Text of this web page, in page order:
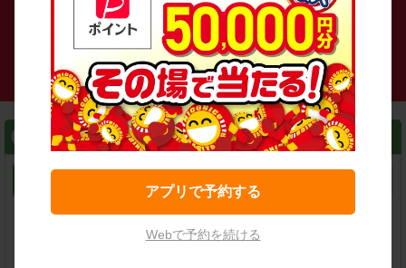
レンタカーを検索する
こだわり条件で検索
アプリで予約する
Webで予約を続ける